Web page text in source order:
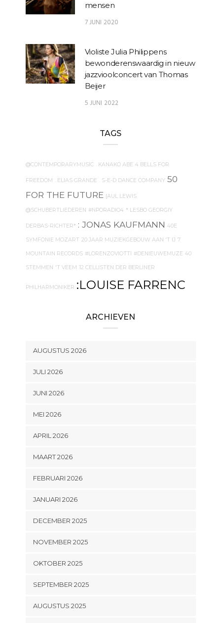
mensen
7 JUNI 2020
Violiste Julia Philippens
bewonderenswaardig in nieuw
jazzvioolconcert van Thomas
Beijer
5 JUNI 2022
TAGS
@CONTEMPORARYMUSIC . KANAKO ABE 4 BELLS FOR
FREEDOM . ELIAS GRANDE . S-E-D DANCE COMPANY 50
FOR THE FUTURE {AUL LEWIS
@SCHUBERTLIEDEREN #NPORADIO4 * LESBO GEORGIY
DERBAS-RICHTER* : JONAS KAUFMANN 40E
SYMFONIE MOZART 20 JAAR MUZIEKGEBOUW AAN 'T IJ 7
MOUNTAIN RECORDS #LORENZOVIOTTI #DENIEUWEMUZE 40
STEMMEN 'T VEEM 12 CELLISTEN DER BERLINER
PHILHARMONIKER :LOUISE FARRENC
ARCHIEVEN
AUGUSTUS 2026
JULI 2026
JUNI 2026
MEI 2026
APRIL 2026
MAART 2026
FEBRUARI 2026
JANUARI 2026
DECEMBER 2025
NOVEMBER 2025
OKTOBER 2025
SEPTEMBER 2025
AUGUSTUS 2025